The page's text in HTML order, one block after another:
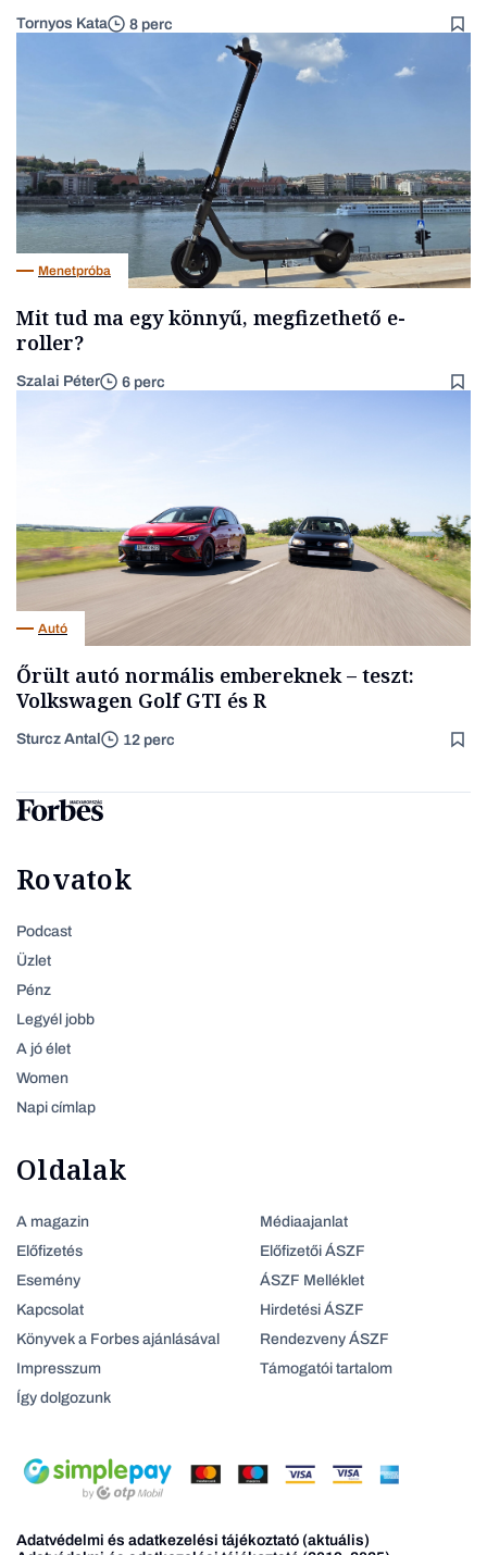
Tornyos Kata 8 perc
Menetpróba
Mit tud ma egy könnyű, megfizethető e-
roller?
Szalai Péter 6 perc
Autó
Őrült autó normális embereknek – teszt:
Volkswagen Golf GTI és R
Sturcz Antal 12 perc
Rovatok
Podcast
Üzlet
Pénz
Legyél jobb
A jó élet
Women
Napi címlap
Oldalak
A magazin
Előfizetés
Esemény
Kapcsolat
Könyvek a Forbes ajánlásával
Impresszum
Így dolgozunk
Médiaajanlat
Előfizetői ÁSZF
ÁSZF Melléklet
Hirdetési ÁSZF
Rendezveny ÁSZF
Támogatói tartalom
Adatvédelmi és adatkezelési tájékoztató (aktuális)